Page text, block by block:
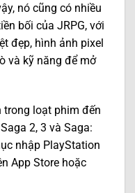
nó cũng có nhiều
bối của JRPG, với
đẹp, hình ảnh pixel
và kỹ năng để mở
trong loạt phim đến
2, 3 và Saga:
nhập PlayStation
App Store hoặc